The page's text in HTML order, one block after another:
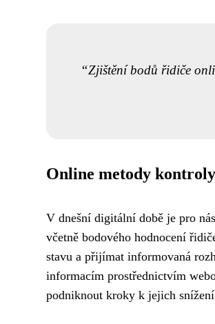
Zjištění bodů řidiče
Online metody
V dnešní digitální době je pro
včetně bodového hodnocení
stavu a přijímat informovaná
informacím prostřednictvím
podniknout kroky k jejich